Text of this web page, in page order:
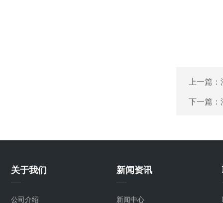
上一篇：
下一篇：
关于我们
公司介绍
新闻资讯
新闻中心